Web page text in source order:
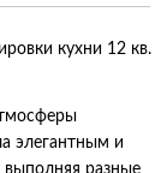
кухни 12 кв.
элегантным и
разные